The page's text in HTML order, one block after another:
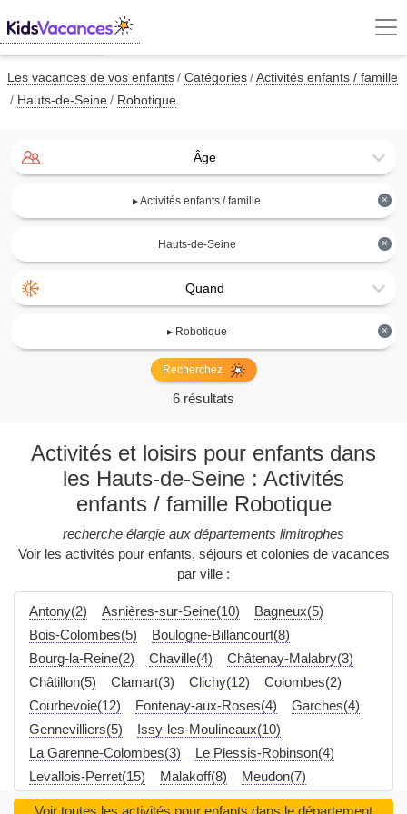
Les vacances de vos enfants Catégories
Activités enfants / famille
Hauts-de-Seine
Robotique
Âge
×
▸ Activités enfants / famille
×
Hauts-de-Seine
Quand
×
▸ Robotique
Recherchez
6 résultats
Activités et loisirs pour enfants dans
les Hauts-de-Seine : Activités
enfants / famille Robotique
recherche élargie aux départements limitrophes
Voir les activités pour enfants, séjours et colonies de vacances
par ville :
Antony(2) Asnières-sur-Seine(10)
Bagneux(5)
Bois-Colombes(5)
Boulogne-Billancourt(8)
Bourg-la-Reine(2)
Chaville(4)
Châtenay-Malabry(3)
Châtillon(5)
Clamart(3) Clichy(12)
Colombes(2)
Courbevoie(12)
Fontenay-aux-Roses(4)
Garches(4)
Gennevilliers(5)
Issy-les-Moulineaux(10)
La Garenne-Colombes(3)
Le Plessis-Robinson(4)
Levallois-Perret(15)
Malakoff(8)
Meudon(7)
Montrouge(6)
Nanterre(5)
Neuilly-sur-Seine(17)